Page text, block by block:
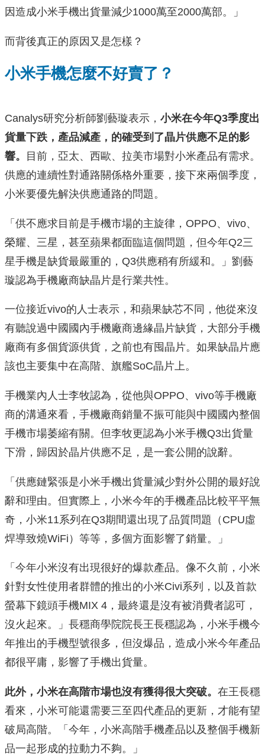
因造成小米手機出貨量減少1000萬至2000萬部。」
而背後真正的原因又是怎樣？
小米手機怎麼不好賣了？
Canalys研究分析師劉藝璇表示， 小米在今年Q3季度出
貨量下跌，產品減產，的確受到了晶片供應不足的影
響。
目前，亞太、西歐、拉美市場對小米產品有需求。
供應的連續性對通路關係格外重要，接下來兩個季度，
小米要優先解決供應通路的問題。
「供不應求目前是手機市場的主旋律，OPPO、vivo、
榮耀、三星，甚至蘋果都面臨這個問題，但今年Q2三
星手機是缺貨最嚴重的，Q3供應稍有所緩和。」劉藝
璇認為手機廠商缺晶片是行業共性。
一位接近vivo的人士表示，和蘋果缺芯不同，他從來沒
有聽說過中國國內手機廠商邊緣晶片缺貨，大部分手機
廠商有多個貨源供貨，之前也有囤晶片。如果缺晶片應
該也主要集中在高階、旗艦SoC晶片上。
手機業內人士李牧認為，從他與OPPO、vivo等手機廠
商的溝通來看，手機廠商銷量不振可能與中國國內整個
手機市場萎縮有關。但李牧更認為小米手機Q3出貨量
下滑，歸因於晶片供應不足，是一套公開的說辭。
「供應鏈緊張是小米手機出貨量減少對外公開的最好說
辭和理由。但實際上，小米今年的手機產品比較平平無
奇，小米11系列在Q3期間還出現了品質問題（CPU虛
焊導致燒WiFi）等等，多個方面影響了銷量。」
「今年小米沒有出現很好的爆款產品。像不久前，小米
針對女性使用者群體的推出的小米Civi系列，以及首款
螢幕下鏡頭手機MIX 4，最終還是沒有被消費者認可，
沒火起來。」長穩商學院院長王長穩認為，小米手機今
年推出的手機型號很多，但沒爆品，造成小米今年產品
都很平庸，影響了手機出貨量。
此外，小米在高階市場也沒有獲得很大突破。 在王長穩
看來，小米可能還需要三至四代產品的更新，才能有望
破局高階。「今年，小米高階手機產品以及整個手機新
品一起形成的拉動力不夠。」